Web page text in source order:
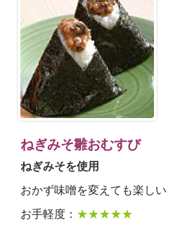
ねぎみそ雛おむすび
ねぎみそを使用
おかず味噌を変えても楽しい
お手軽度： ★★★★★